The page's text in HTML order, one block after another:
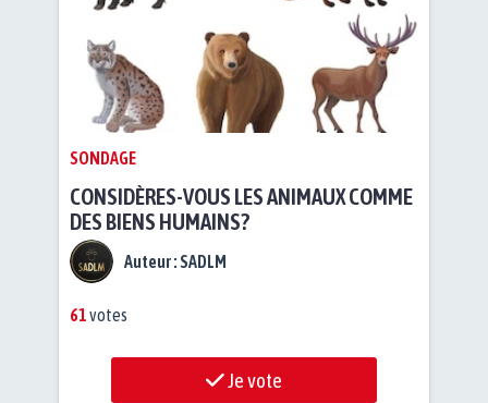
SONDAGE
CONSIDÈRES-VOUS LES ANIMAUX COMME
DES BIENS HUMAINS?
Auteur :SADLM
61votes
Je vote